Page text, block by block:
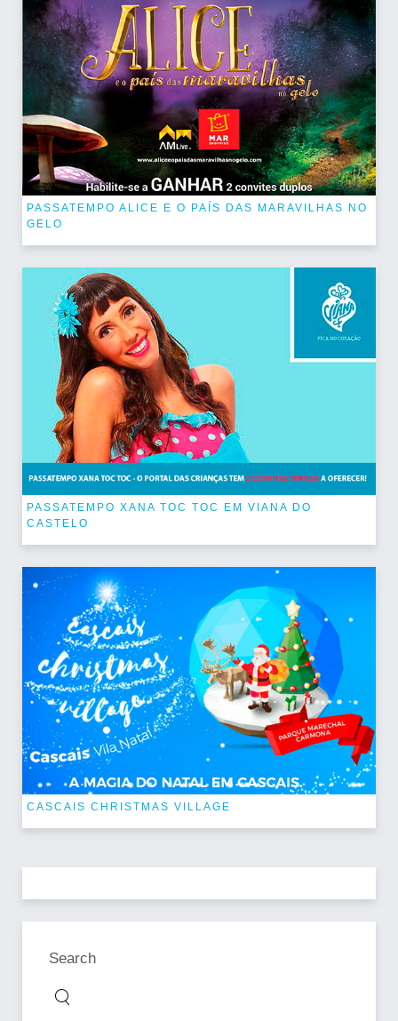
PASSATEMPO ALICE E O PAÍS DAS MARAVILHAS NO
GELO
PASSATEMPO XANA TOC TOC EM VIANA DO
CASTELO
CASCAIS CHRISTMAS VILLAGE
Search